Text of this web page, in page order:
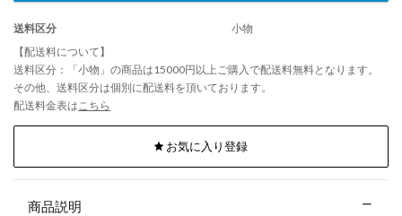
送料区分
小物
【配送料について】
送料区分：「小物」の商品は15000円以上ご購入で配送料無料となります。
その他、送料区分は個別に配送料を頂いております。
配送料金表は こちら
お気に入り登録
商品説明